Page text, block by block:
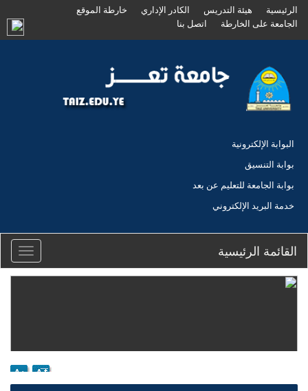
الرئيسية هيئة التدريس الكادر الإداري
خارطة الموقع
الجامعة على الخارطة
اتصل بنا
البوابة الإلكترونية
بوابة التنسيق
بوابة الجامعة للتعليم عن بعد
خدمة البريد الإلكتروني
Toggle
القائمة الرئيسية